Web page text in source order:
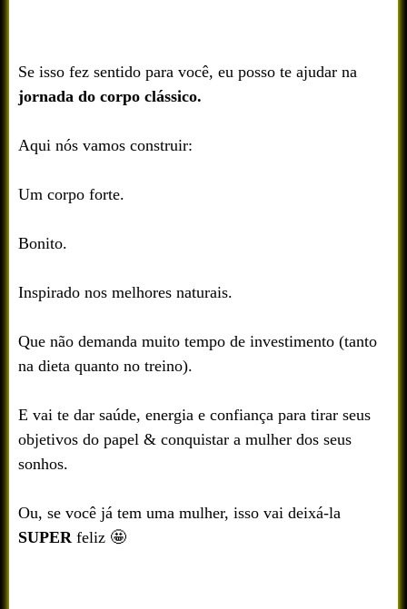
Se isso fez sentido para você, eu posso te ajudar na
jornada do corpo clássico.
Aqui nós vamos construir:
Um corpo forte.
Bonito.
Inspirado nos melhores naturais.
Que não demanda muito tempo de investimento (tanto
na dieta quanto no treino).
E vai te dar saúde, energia e confiança para tirar seus
objetivos do papel & conquistar a mulher dos seus
sonhos.
Ou, se você já tem uma mulher, isso vai deixá-la
SUPERfeliz 🤩